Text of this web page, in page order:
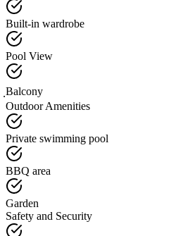
Built-in wardrobe
Pool View
ฺBalcony
Outdoor Amenities
Private swimming pool
BBQ area
Garden
Safety and Security